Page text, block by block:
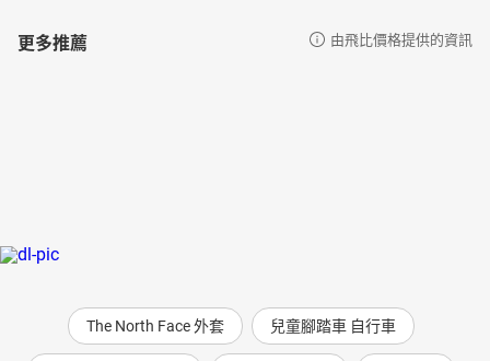
更多推薦 由飛比價格提供的資訊
The North Face 外套 兒童腳踏車 自行車